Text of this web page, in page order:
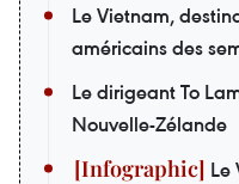
Le Vietnam,
américains des
Le dirigeant To
Nouvelle-Zélande
Le